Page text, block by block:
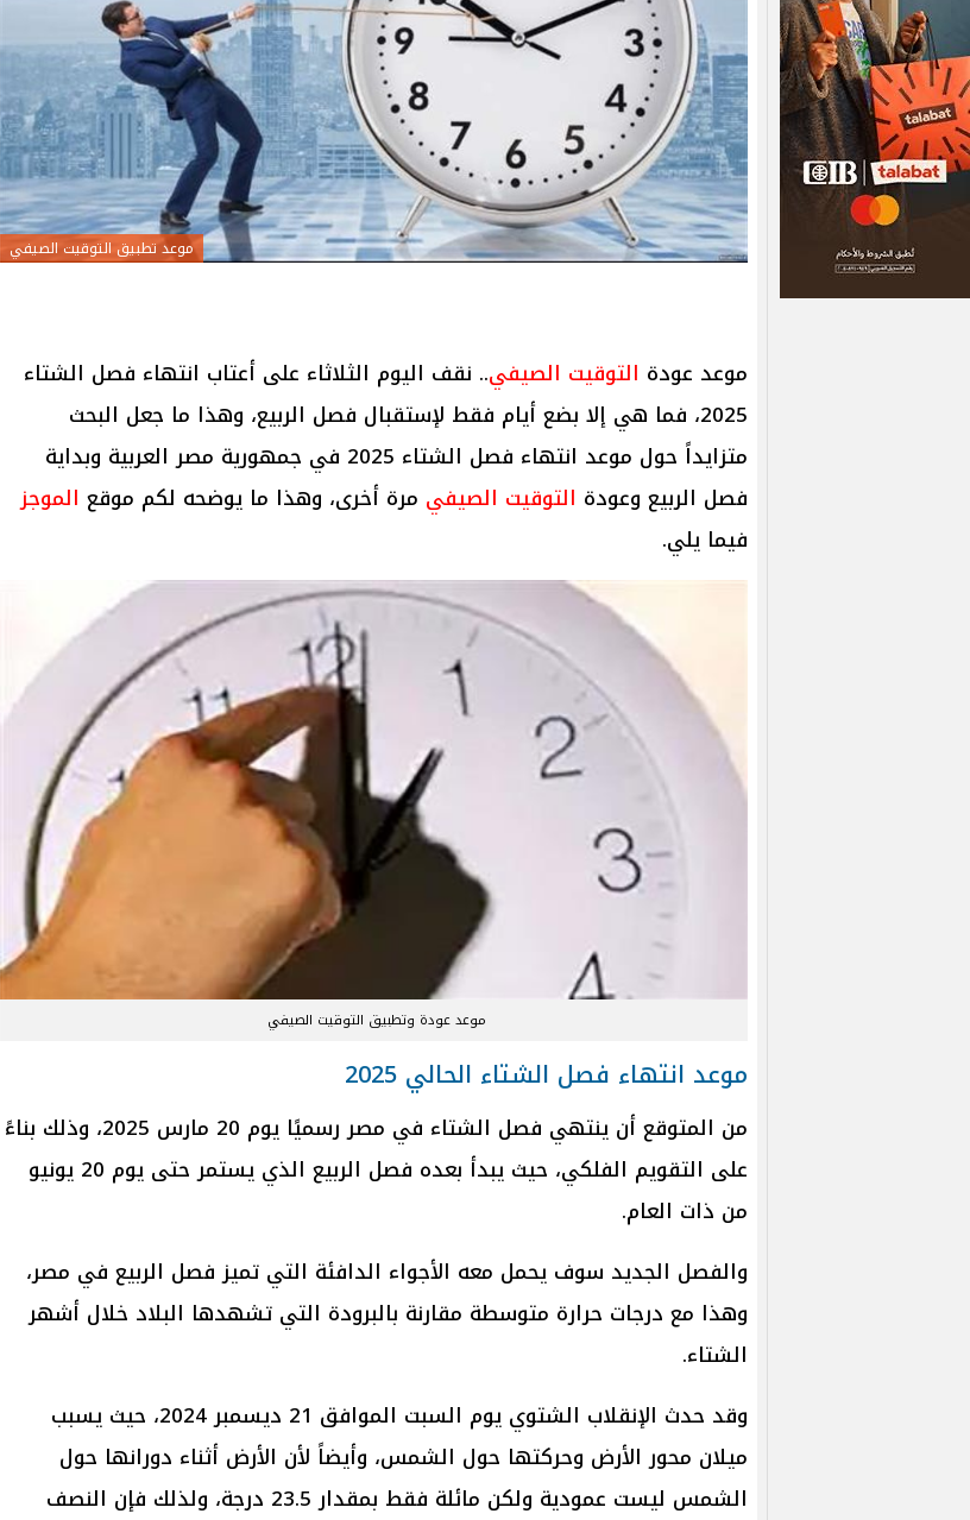
موعد تطبيق التوقيت الصيفي
موعد عودة التوقيت الصيفي.. نقف اليوم الثلاثاء على أعتاب انتهاء فصل الشتاء
2025، فما هي إلا بضع أيام فقط لإستقبال فصل الربيع، وهذا ما جعل البحث
متزايداً حول موعد انتهاء فصل الشتاء 2025 في جمهورية مصر العربية وبداية
فصل الربيع وعودة التوقيت الصيفي مرة أخرى، وهذا ما يوضحه لكم موقع الموجز
فيما يلي.
موعد عودة وتطبيق التوقيت الصيفي
موعد انتهاء فصل الشتاء الحالي 2025
من المتوقع أن ينتهي فصل الشتاء في مصر رسميًا يوم 20 مارس 2025، وذلك بناءً
على التقويم الفلكي، حيث يبدأ بعده فصل الربيع الذي يستمر حتى يوم 20 يونيو
من ذات العام.
والفصل الجديد سوف يحمل معه الأجواء الدافئة التي تميز فصل الربيع في مصر،
وهذا مع درجات حرارة متوسطة مقارنة بالبرودة التي تشهدها البلاد خلال أشهر
الشتاء.
وقد حدث الإنقلاب الشتوي يوم السبت الموافق 21 ديسمبر 2024، حيث يسبب
ميلان محور الأرض وحركتها حول الشمس، وأيضاً لأن الأرض أثناء دورانها حول
الشمس ليست عمودية ولكن مائلة فقط بمقدار 23.5 درجة، ولذلك فإن النصف